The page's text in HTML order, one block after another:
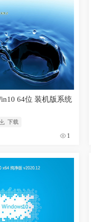
64位 装机版系统
下载
1